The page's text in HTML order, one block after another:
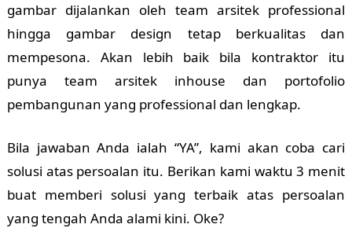
gambar dijalankan oleh team arsitek professional
hingga gambar design tetap berkualitas dan
mempesona. Akan lebih baik bila kontraktor itu
punya team arsitek inhouse dan portofolio
pembangunan yang professional dan lengkap.
Bila jawaban Anda ialah “YA”, kami akan coba cari
solusi atas persoalan itu. Berikan kami waktu 3 menit
buat memberi solusi yang terbaik atas persoalan
yang tengah Anda alami kini. Oke?